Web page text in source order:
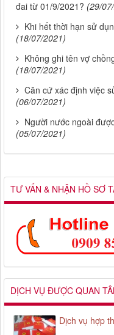
đai từ 01/9/2021? (29/
Khi hết thời hạn sử
(18/07/2021)
Không ghi tên vợ
(18/07/2021)
Căn cứ xác định việc
(06/07/2021)
Người nước ngoài
(05/07/2021)
TƯ VẤN & NHẬN HỒ SƠ
DỊCH VỤ ĐƯỢC QUAN
Dịch vụ hợp